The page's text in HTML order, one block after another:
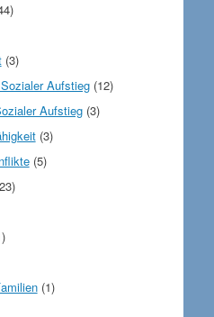
(3)
Aufstieg(12)
Aufstieg(3)
(3)
(5)
(1)